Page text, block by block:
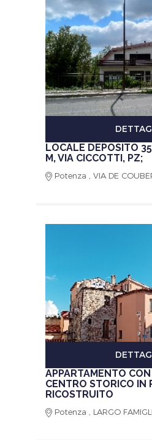
LOCALE DEPOSITO
M, VIA CICCOTTI, PZ;
Potenza , VIA DE
APPARTAMENTO
CENTRO STORICO IN
RICOSTRUITO
Potenza , LARGO